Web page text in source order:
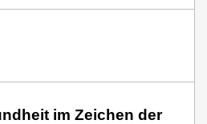
im Zeichen der